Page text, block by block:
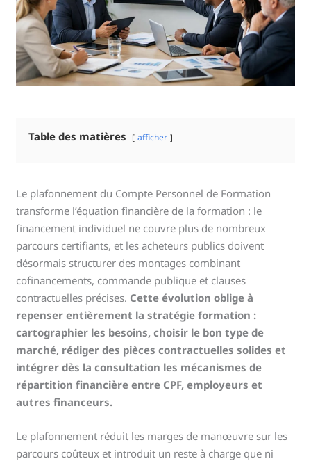
Table des matières afficher
Le plafonnement du Compte Personnel de Formation
transforme l’équation financière de la formation : le
financement individuel ne couvre plus de nombreux
parcours certifiants, et les acheteurs publics doivent
désormais structurer des montages combinant
cofinancements, commande publique et clauses
contractuelles précises. Cette évolution oblige à
repenser entièrement la stratégie formation :
cartographier les besoins, choisir le bon type de
marché, rédiger des pièces contractuelles solides et
intégrer dès la consultation les mécanismes de
répartition financière entre CPF, employeurs et
autres financeurs.
Le plafonnement réduit les marges de manœuvre sur les
parcours coûteux et introduit un reste à charge que ni